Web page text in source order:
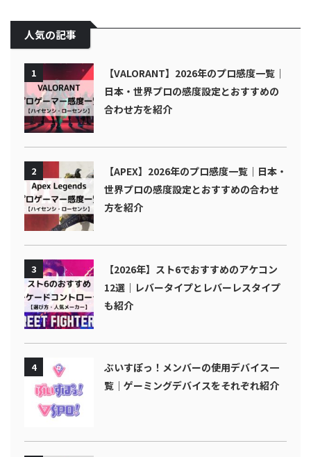
人気の記事
1
【VALORANT】2026年のプロ感度一覧｜
日本・世界プロの感度設定とおすすめの
合わせ方を紹介
2
【APEX】2026年のプロ感度一覧｜日本・
世界プロの感度設定とおすすめの合わせ
方を紹介
3
【2026年】スト6でおすすめのアケコン
12選｜レバータイプとレバーレスタイプ
も紹介
4
ぶいすぽっ！メンバーの使用デバイス一
覧｜ゲーミングデバイスをそれぞれ紹介